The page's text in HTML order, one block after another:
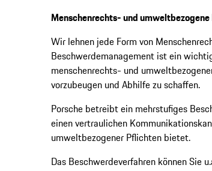
Menschenrechts- und
Wir lehnen jede Form von
Beschwerdemanagement ist ein
menschenrechts- und
vorzubeugen und Abhilfe zu schaffen.
Porsche betreibt ein mehrstufiges
einen vertraulichen
umweltbezogener Pflichten bietet.
Das Beschwerdeverfahren können Sie